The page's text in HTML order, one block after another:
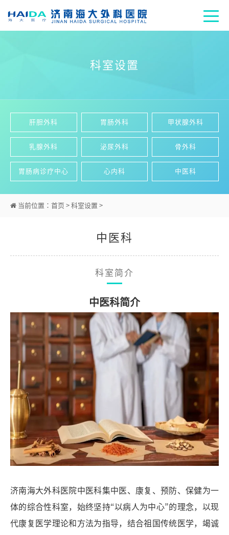
科室设置
肝胆外科 胃肠外科 甲状腺外科
乳腺外科 泌尿外科 骨外科
胃肠病诊疗中心 心内科 中医科
当前位置： 首页 > 科室设置 >
中医科
科室简介
中医科简介
济南海大外科医院中医科集中医、康复、预防、保健为一
体的综合性科室，始终坚持“以病人为中心”的理念，以现
代康复医学理论和方法为指导，结合祖国传统医学，竭诚